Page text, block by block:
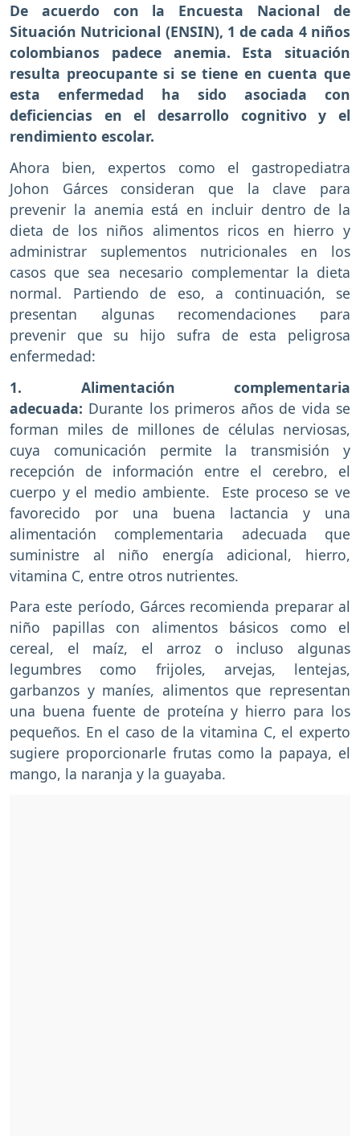
De acuerdo con la Encuesta Nacional de
Situación Nutricional (ENSIN), 1 de cada 4 niños
colombianos padece anemia. Esta situación
resulta preocupante si se tiene en cuenta que
esta enfermedad ha sido asociada con
deficiencias en el desarrollo cognitivo y el
rendimiento escolar.
Ahora bien, expertos como el gastropediatra
Johon Gárces consideran que la clave para
prevenir la anemia está en incluir dentro de la
dieta de los niños alimentos ricos en hierro y
administrar suplementos nutricionales en los
casos que sea necesario complementar la dieta
normal. Partiendo de eso, a continuación, se
presentan algunas recomendaciones para
prevenir que su hijo sufra de esta peligrosa
enfermedad:
1. Alimentación complementaria
adecuada: Durante los primeros años de vida se
forman miles de millones de células nerviosas,
cuya comunicación permite la transmisión y
recepción de información entre el cerebro, el
cuerpo y el medio ambiente. Este proceso se ve
favorecido por una buena lactancia y una
alimentación complementaria adecuada que
suministre al niño energía adicional, hierro,
vitamina C, entre otros nutrientes.
Para este período, Gárces recomienda preparar al
niño papillas con alimentos básicos como el
cereal, el maíz, el arroz o incluso algunas
legumbres como frijoles, arvejas, lentejas,
garbanzos y maníes, alimentos que representan
una buena fuente de proteína y hierro para los
pequeños. En el caso de la vitamina C, el experto
sugiere proporcionarle frutas como la papaya, el
mango, la naranja y la guayaba.